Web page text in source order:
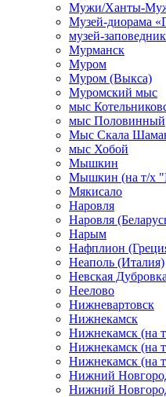
Мужи/Ханты-
Музей-диорама
музей-
Мурманск
Муром
Муром (Выкса)
Муромский мыс
мыс
мыс Половинный
Мыс Скала
мыс Хобой
Мышкин
Мышкин (на т/х
Мякисало
Наровля
Наровля
Нарым
Нафплион
Неаполь (Италия)
Невская Дубровка
Неелово
Нижневартовск
Нижнекамск
Нижнекамск (на
Нижнекамск (на
Нижнекамск (на
Нижний
Нижний